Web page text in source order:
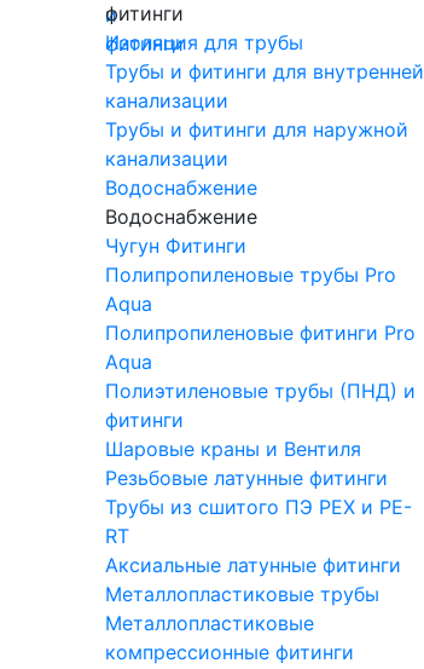
фитинги
Изоляция для трубы
Трубы и фитинги для внутренней
канализации
Трубы и фитинги для наружной
канализации
Водоснабжение
Водоснабжение
Чугун Фитинги
Полипропиленовые трубы Pro
Aqua
Полипропиленовые фитинги Pro
Aqua
Полиэтиленовые трубы (ПНД) и
фитинги
Шаровые краны и Вентиля
Резьбовые латунные фитинги
Трубы из сшитого ПЭ PEX и PE-
RT
Аксиальные латунные фитинги
Металлопластиковые трубы
Металлопластиковые
компрессионные фитинги